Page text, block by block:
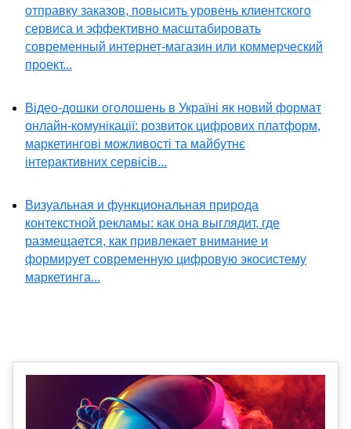
отправку заказов, повысить уровень клиентского
сервиса и эффективно масштабировать
современный интернет-магазин или коммерческий
проект...
Відео-дошки оголошень в Україні як новий формат
онлайн-комунікації: розвиток цифрових платформ,
маркетингові можливості та майбутнє
інтерактивних сервісів...
Визуальная и функциональная природа
контекстной рекламы: как она выглядит, где
размещается, как привлекает внимание и
формирует современную цифровую экосистему
маркетинга...